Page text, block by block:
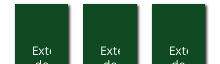
ExterminationExtermination